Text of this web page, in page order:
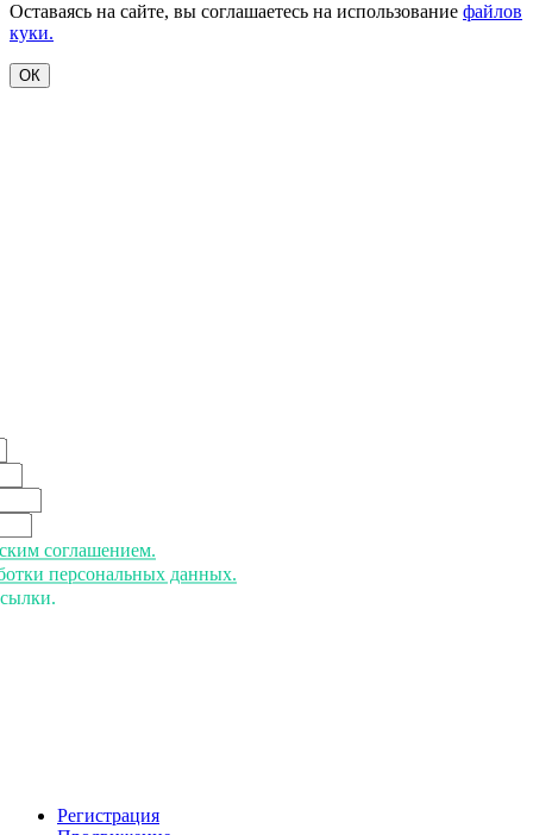
Оставаясь на сайте, вы соглашаетесь на использование файлов
куки.
ОК
соглашением.
персональных данных.
Регистрация